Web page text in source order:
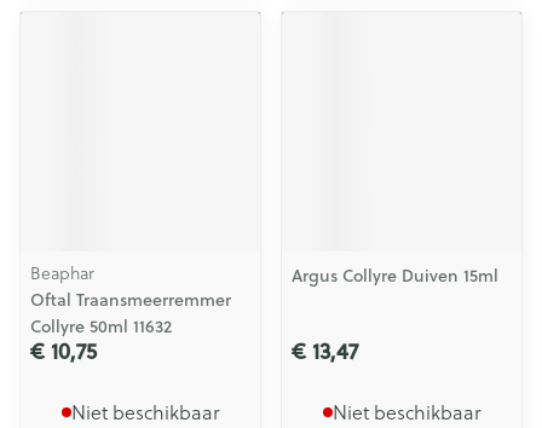
Beaphar
Oftal Traansmeerremmer
Collyre 50ml 11632
€ 10,75
Niet beschikbaar
Argus Collyre Duiven 15ml
€ 13,47
Niet beschikbaar